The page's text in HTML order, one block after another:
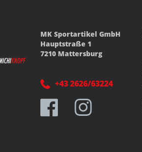
MK Sportartikel GmbH
Hauptstraße 1
7210 Mattersburg
+43 2626/63224